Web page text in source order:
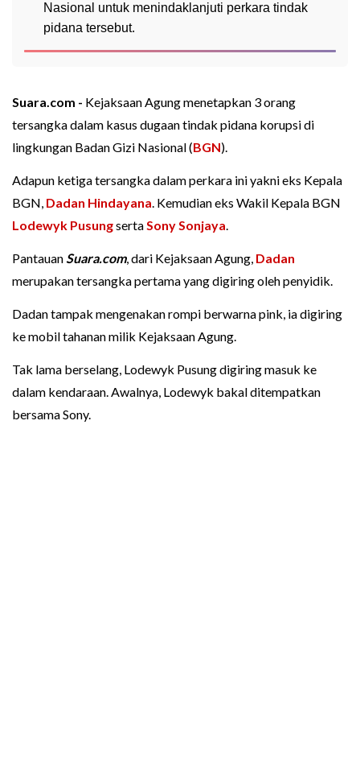
Nasional untuk menindaklanjuti perkara tindak
pidana tersebut.
Suara.com - Kejaksaan Agung menetapkan 3 orang
tersangka dalam kasus dugaan tindak pidana korupsi di
lingkungan Badan Gizi Nasional (BGN).
Adapun ketiga tersangka dalam perkara ini yakni eks Kepala
BGN, Dadan Hindayana. Kemudian eks Wakil Kepala BGN
Lodewyk PusungsertaSony Sonjaya.
PantauanSuara.com, dari Kejaksaan Agung, Dadan
merupakan tersangka pertama yang digiring oleh penyidik.
Dadan tampak mengenakan rompi berwarna pink, ia digiring
ke mobil tahanan milik Kejaksaan Agung.
Tak lama berselang, Lodewyk Pusung digiring masuk ke
dalam kendaraan. Awalnya, Lodewyk bakal ditempatkan
bersama Sony.